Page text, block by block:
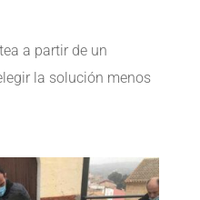
a partir de un
la solución menos